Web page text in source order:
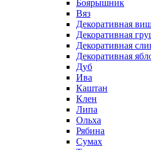
Боярышник
Вяз
Декоративная
Декоративная
Декоративная
Декоративная
Дуб
Ива
Каштан
Клен
Липа
Ольха
Рябина
Сумах